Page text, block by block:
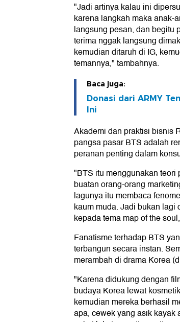
"Jadi artinya kalau ini
karena langkah maka anak-
langsung pesan, dan begitu
terima nggak langsung
kemudian ditaruh di IG,
temannya," tambahnya.
Baca juga:
Donasi dari ARMY
Ini
Akademi dan praktisi bisnis
pangsa pasar BTS adalah
peranan penting dalam
"BTS itu menggunakan
buatan orang-orang
lagunya itu membaca
kaum muda. Jadi bukan lagi
kepada tema map of the
Fanatisme terhadap BTS
terbangun secara instan.
merambah di drama Korea
"Karena didukung dengan
budaya Korea lewat
kemudian mereka berhasil
apa, cewek yang asik kayak